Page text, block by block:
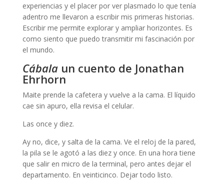
experiencias y el placer por ver plasmado lo que tenía
adentro me llevaron a escribir mis primeras historias.
Escribir me permite explorar y ampliar horizontes. Es
como siento que puedo transmitir mi fascinación por
el mundo.
Cábalaun cuento de Jonathan
Ehrhorn
Maite prende la cafetera y vuelve a la cama. El líquido
cae sin apuro, ella revisa el celular.
Las once y diez.
Ay no, dice, y salta de la cama. Ve el reloj de la pared,
la pila se le agotó a las diez y once. En una hora tiene
que salir en micro de la terminal, pero antes dejar el
departamento. En veinticinco. Dejar todo listo.